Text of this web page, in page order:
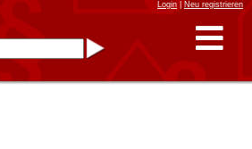
Login| Neu registrieren